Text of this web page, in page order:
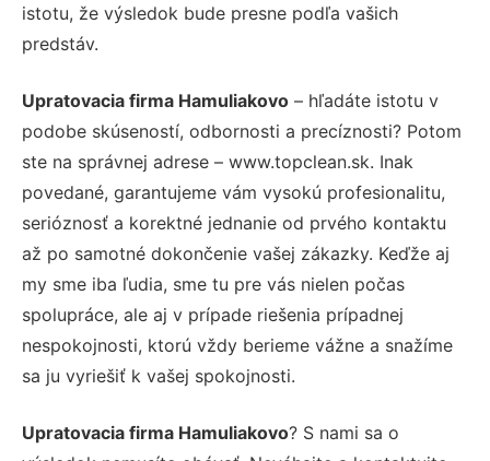
istotu, že výsledok bude presne podľa vašich
predstáv.
Upratovacia firma Hamuliakovo – hľadáte istotu v
podobe skúseností, odbornosti a precíznosti? Potom
ste na správnej adrese – www.topclean.sk. Inak
povedané, garantujeme vám vysokú profesionalitu,
serióznosť a korektné jednanie od prvého kontaktu
až po samotné dokončenie vašej zákazky. Keďže aj
my sme iba ľudia, sme tu pre vás nielen počas
spolupráce, ale aj v prípade riešenia prípadnej
nespokojnosti, ktorú vždy berieme vážne a snažíme
sa ju vyriešiť k vašej spokojnosti.
Upratovacia firma Hamuliakovo? S nami sa o